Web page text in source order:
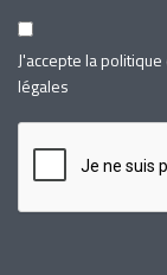
J'accepte la
légales
CAPTCHA